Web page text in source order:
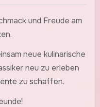
und Freude am
neue kulinarische
neu zu erleben
zu schaffen.